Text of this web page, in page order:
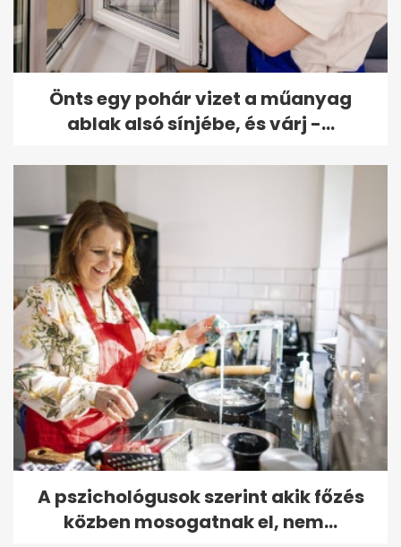
Önts egy pohár vizet a műanyag
ablak alsó sínjébe, és várj -...
A pszichológusok szerint akik főzés
közben mosogatnak el, nem...